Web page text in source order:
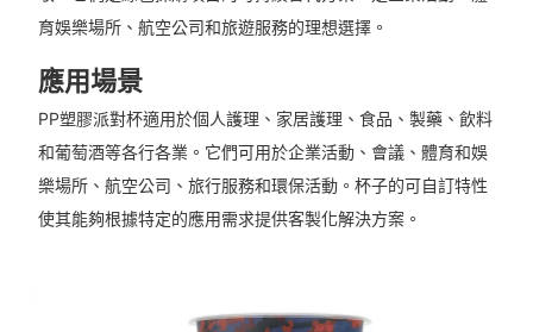
育娛樂場所、航空公司和旅遊服務的理想選擇。
應用場景
PP塑膠派對杯適用於個人護理、家居護理、食品、製藥、飲料
和葡萄酒等各行各業。它們可用於企業活動、會議、體育和娛
樂場所、航空公司、旅行服務和環保活動。杯子的可自訂特性
使其能夠根據特定的應用需求提供客製化解決方案。